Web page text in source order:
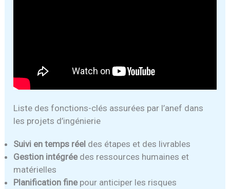
Liste des fonctions-clés assurées par l’anef dans
les projets d’ingénierie
Suivi en temps réel des étapes et des livrables
Gestion intégréedes ressources humaines et
matérielles
Planification finepour anticiper les risques